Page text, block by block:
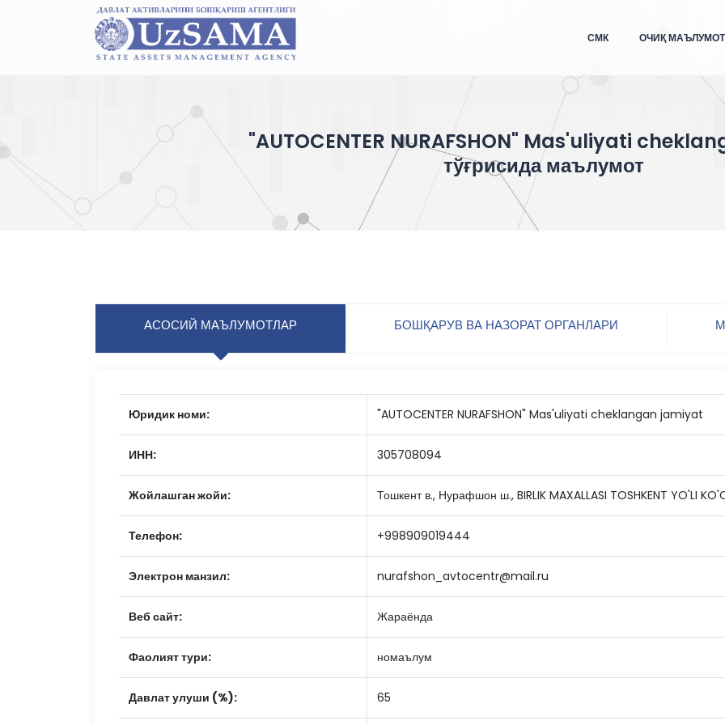
СМК ОЧИҚ
"AUTOCENTER NURAFSHON" Mas'uliyati
тўғрисида маълумот
АСОСИЙ МАЪЛУМОТЛАР БОШҚАРУВ ВА НАЗОРАТ ОРГАНЛАРИ
Юридик номи: "AUTOCENTER NURAFSHON" Mas'uliyati cheklangan jamiyat
ИНН: 305708094
Жойлашган жойи: Тошкент в., Нурафшон ш., BIRLIK MAXALLASI TOSHKENT YO'LI
Телефон: +998909019444
Электрон манзил: nurafshon_avtocentr@mail.ru
Веб сайт: Жараёнда
Фаолият тури: номаълум
Давлат улуши (%): 65